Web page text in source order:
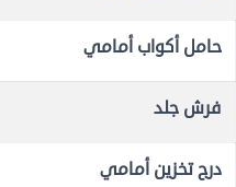
حامل أكواب أمامي
فرش جلد
درج تخزين أمامي